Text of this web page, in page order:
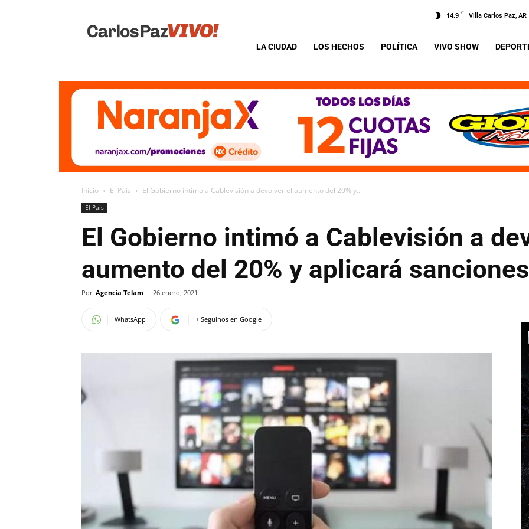
Vivo
14.9 C Villa Carlos Paz, AR
LA CIUDAD LOS HECHOS POLÍTICA VIVO SHOW
Inicio El Pais El Gobierno intimó a Cablevisión a devolver el aumento del 20% y...
El Pais
El Gobierno intimó a Cablevisión a
aumento del 20% y aplicará sanciones
Por Agencia Telam - 26 enero, 2021
WhatsApp + Seguinos en Google